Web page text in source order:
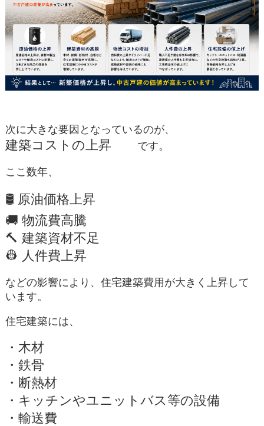
次に大きな要因となっているのが、
建築コストの上昇 です。
ここ数年、
🛢 原油価格上昇
🚚 物流費高騰
🔨 建築資材不足
👷 人件費上昇
などの影響により、住宅建築費用が大きく上昇して
います。
住宅建築には、
・木材
・鉄骨
・断熱材
・キッチンやユニットバス等の設備
・輸送費